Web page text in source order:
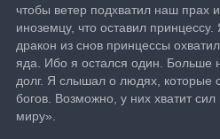
чтобы ветер подхватил наш прах
иноземцу, что оставил
дракон из снов принцессы
яда. Ибо я остался один. Больше
долг. Я слышал о людях, которые
богов. Возможно, у них хватит сил
миру».